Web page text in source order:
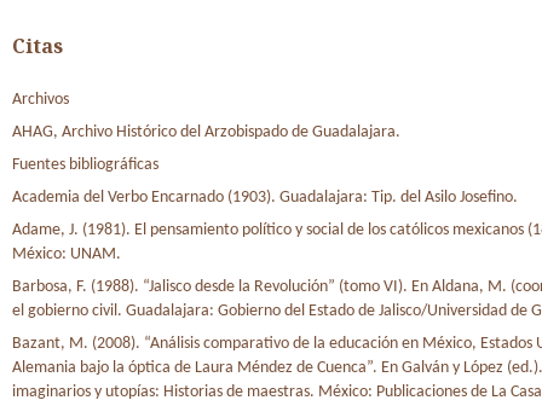
Citas
Archivos
AHAG, Archivo Histórico del Arzobispado de Guadalajara.
Fuentes bibliográficas
Academia del Verbo Encarnado (1903). Guadalajara: Tip. del Asilo Josefino.
Adame, J. (1981). El pensamiento político y social de los católicos mexicanos
México: UNAM.
Barbosa, F. (1988). “Jalisco desde la Revolución” (tomo VI). En Aldana, M.
el gobierno civil. Guadalajara: Gobierno del Estado de Jalisco/Universidad de
Bazant, M. (2008). “Análisis comparativo de la educación en México, Estados
Alemania bajo la óptica de Laura Méndez de Cuenca”. En Galván y López
imaginarios y utopías: Historias de maestras. México: Publicaciones de La